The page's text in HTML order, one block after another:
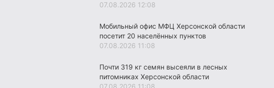
07.08.2026 12:08
Мобильный офис МФЦ Херсонской области
посетит 20 населённых пунктов
07.08.2026 11:08
Почти 319 кг семян высеяли в лесных
питомниках Херсонской области
07.08.2026 11:08